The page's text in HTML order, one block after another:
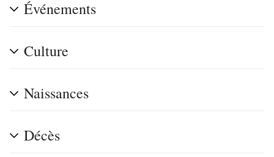
Événements
Culture
Naissances
Décès